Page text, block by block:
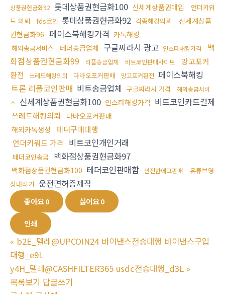
상품권현금화92 롯데상품권현금화100 신세계상품권매입
언더키워
드 의뢰
fds코인 롯데상품권현금화92 각종해킹의뢰
신세계상품
권현금화96 페이스북해킹가격 카톡해킹
해외송금서비스 테더송금업체 구글찌라시 광고 인스타해킹가격
백
화점상품권현금화99
리플송금업체 비트코인판매사이트
망고포커
환전
쓰레드해킹의뢰 다바오포커판매 망고포커환전 페이스북해킹
트론 리플코인판매 비트송금업체 구글찌라시 가격
해외송금서비
스 신세계상품권현금화100 인스타해킹가격 비트코인카드결제
쓰레드해킹의뢰
다바오포커판매
해외카톡생성
테더구매대행
언더키워드 가격
비트코인개인거래
테더코인송금 백화점상품권현금화97
백화점상품권현금화100 테더코인판매함 안전한에그판매
유튜브영
상내리기 운전면허증제작
좋아요0 싫어요0
인쇄
« b2E_텔레@UPCOIN24 바이낸스전송대행 바이낸스구입
대행_e9L
y4H_텔레@CASHFILTER365 usdc전송대행_d3L »
목록보기 답글쓰기